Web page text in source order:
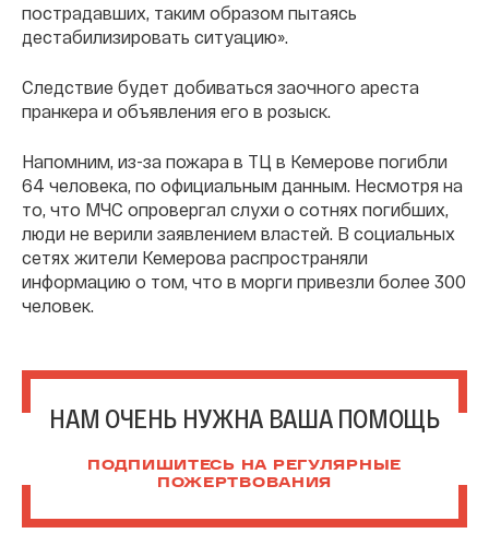
пострадавших, таким образом пытаясь
дестабилизировать ситуацию».
Следствие будет добиваться заочного ареста
пранкера и объявления его в розыск.
Напомним, из-за пожара в ТЦ в Кемерове погибли
64 человека, по официальным данным. Несмотря на
то, что МЧС опровергал слухи о сотнях погибших,
люди не верили заявлением властей. В социальных
сетях жители Кемерова распространяли
информацию о том, что в морги привезли более 300
человек.
НАМ ОЧЕНЬ НУЖНА ВАША ПОМОЩЬ
ПОДПИШИТЕСЬ НА РЕГУЛЯРНЫЕ
ПОЖЕРТВОВАНИЯ